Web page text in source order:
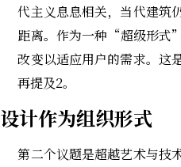
代主义息息相关，当代建筑
距离。作为一种“超级形式
改变以适应用户的需求。这
再提及2。
设计作为组织形式
第二个议题是超越艺术与技